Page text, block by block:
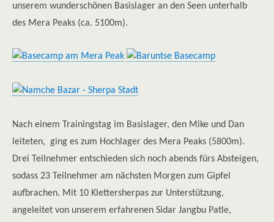
unserem wunderschönen Basislager an den Seen unterhalb
des Mera Peaks (ca. 5100m).
Nach einem Trainingstag im Basislager, den Mike und Dan
leiteten, ging es zum Hochlager des Mera Peaks (5800m).
Drei Teilnehmer entschieden sich noch abends fürs Absteigen,
sodass 23 Teilnehmer am nächsten Morgen zum Gipfel
aufbrachen. Mit 10 Klettersherpas zur Unterstützung,
angeleitet von unserem erfahrenen Sidar Jangbu Patle,